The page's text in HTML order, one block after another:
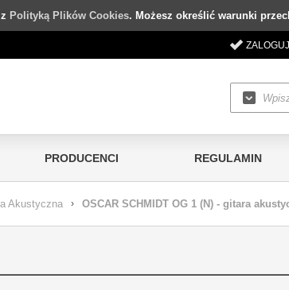
Polityką Plików Cookies. Możesz określić warunki
PRODUCENCI REGULAMIN
Akustyczna › OSCAR SCHMIDT OG 1 (N) - gitara